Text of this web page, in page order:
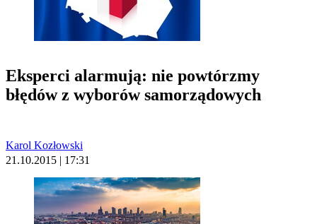
Eksperci alarmują: nie powtórzmy
błędów z wyborów samorządowych
Karol Kozłowski
21.10.2015 | 17:31